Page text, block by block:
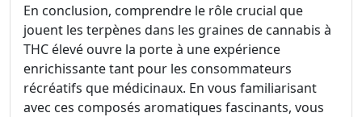
En conclusion, comprendre le rôle crucial que
jouent les terpènes dans les graines de cannabis à
THC élevé ouvre la porte à une expérience
enrichissante tant pour les consommateurs
récréatifs que médicinaux. En vous familiarisant
avec ces composés aromatiques fascinants, vous